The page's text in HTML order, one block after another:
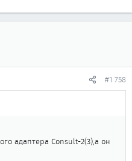
#1 758
адаптера Consult-2(3),а он